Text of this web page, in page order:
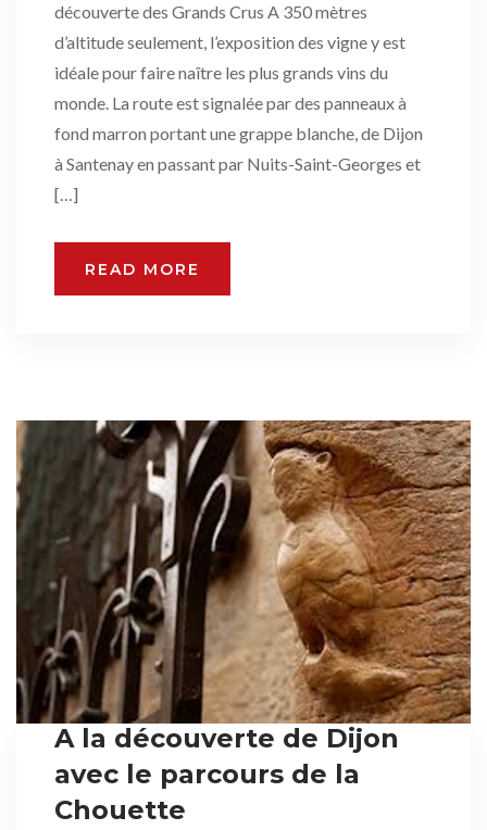
découverte des Grands Crus A 350 mètres
d’altitude seulement, l’exposition des vigne y est
idéale pour faire naître les plus grands vins du
monde. La route est signalée par des panneaux à
fond marron portant une grappe blanche, de Dijon
à Santenay en passant par Nuits-Saint-Georges et
[…]
READ MORE
A la découverte de Dijon
avec le parcours de la
Chouette